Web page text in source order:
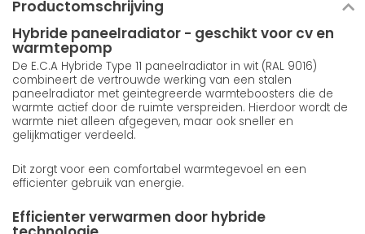
Productomschrijving
Hybride paneelradiator - geschikt voor cv en
warmtepomp
De E.C.A Hybride Type 11 paneelradiator in wit (RAL 9016)
combineert de vertrouwde werking van een stalen
paneelradiator met geintegreerde warmteboosters die de
warmte actief door de ruimte verspreiden. Hierdoor wordt de
warmte niet alleen afgegeven, maar ook sneller en
gelijkmatiger verdeeld.
Dit zorgt voor een comfortabel warmtegevoel en een
efficienter gebruik van energie.
Efficienter verwarmen door hybride